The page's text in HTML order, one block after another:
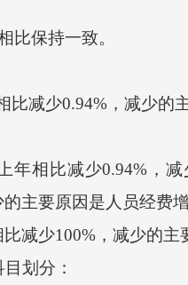
保持一致。
减少0.94%，减少的
相比减少0.94%，减
主要原因是人员经费
少100%，减少的主
划分：